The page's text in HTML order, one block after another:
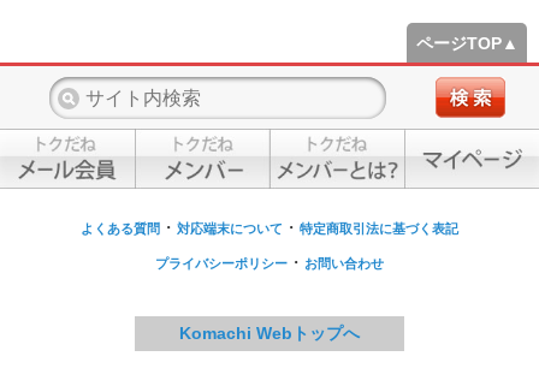
ページTOP▲
よくある質問 ・ 対応端末について ・ 特定商取引法に基づく表記
プライバシーポリシー ・ お問い合わせ
Komachi Webトップへ